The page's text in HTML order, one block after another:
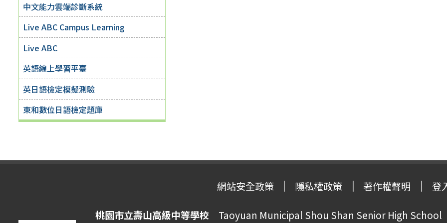
中文能力雲端診斷系統
Live ABC Campus Learning
Live ABC
英語線上學習平臺
英日語檢定模擬測驗
東和數位日語檢定題庫
網站安全政策 隱私權政策 著作權聲明 登
桃園市立壽山高級中等學校 Taoyuan Municipal Shou Shan Senior High School